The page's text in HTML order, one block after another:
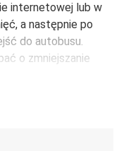
internetowej lub w
a następnie po
do autobusu.
o zmniejszanie